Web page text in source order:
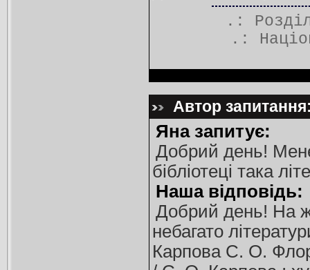
.:
.:
Автор
Яна запитує:
Добрий день!
бібліотеці така
Наша відповідь:
Добрий день! На
небагато
Карпова С. О.